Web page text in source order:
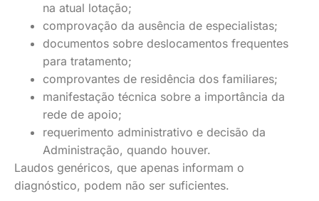
na atual lotação;
comprovação da ausência de especialistas;
documentos sobre deslocamentos frequentes
para tratamento;
comprovantes de residência dos familiares;
manifestação técnica sobre a importância da
rede de apoio;
requerimento administrativo e decisão da
Administração, quando houver.
Laudos genéricos, que apenas informam o
diagnóstico, podem não ser suficientes.